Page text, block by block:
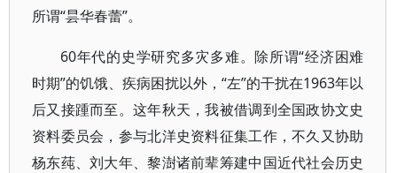
所谓“昙华春蕾”。
60年代的史学研究多灾多难。除所谓“经济困难
时期”的饥饿、疾病困扰以外，“左”的干扰在1963年以
后又接踵而至。这年秋天，我被借调到全国政协文史
资料委员会，参与北洋史资料征集工作，不久又协助
杨东莼、刘大年、黎澍诸前辈筹建中国近代社会历史